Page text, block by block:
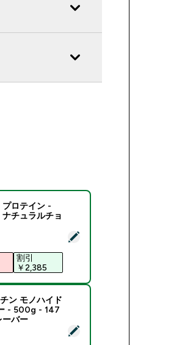
ホエイ プロテイン - 1KG - 33食分 - ナチ
ロテイン -
チュラルチョ
price
割引
￥2,385‎
クレアチン モノハイドレート パウダー
ン モノハイド
- 500g - 147
ーバー
price